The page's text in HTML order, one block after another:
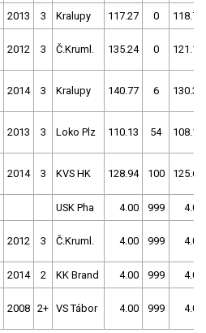
2013 3 Kralupy 117.27 0 118.70
2012 3 Č.Kruml. 135.24 0 121.11
2014 3 Kralupy 140.77 6 130.30
2013 3 Loko Plz 110.13 54 108.12
2014 3 KVS HK 128.94 100 125.62
USK Pha 4.00 999 4.00
2012 3 Č.Kruml. 4.00 999 4.00
2014 2 KK Brand 4.00 999 4.00
2008 2+ VS Tábor 4.00 999 4.00